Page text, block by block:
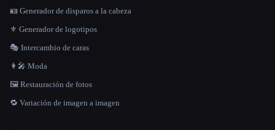
🪪 Generador de disparos a la cabeza
⚜️ Generador de logotipos
🎭 Intercambio de caras
👩‍🎤 Moda
🖼️ Restauración de fotos
🔁 Variación de imagen a imagen